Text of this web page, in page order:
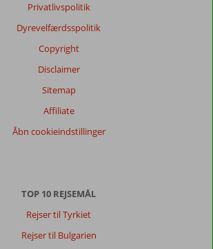
Privatlivspolitik
Dyrevelfærdsspolitik
Copyright
Disclaimer
Sitemap
Affiliate
Åbn cookieindstillinger
TOP 10 REJSEMÅL
Rejser til Tyrkiet
Rejser til Bulgarien